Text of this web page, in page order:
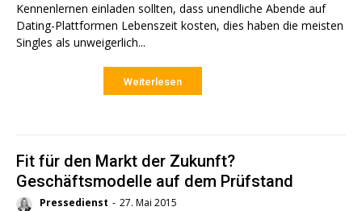
Kennenlernen einladen sollten, dass unendliche Abende auf
Dating-Plattformen Lebenszeit kosten, dies haben die meisten
Singles als unweigerlich...
Weiterlesen
Fit für den Markt der Zukunft?
Geschäftsmodelle auf dem Prüfstand
Pressedienst - 27. Mai 2015